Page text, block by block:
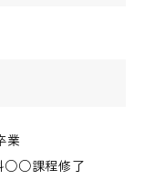
○○課程修了